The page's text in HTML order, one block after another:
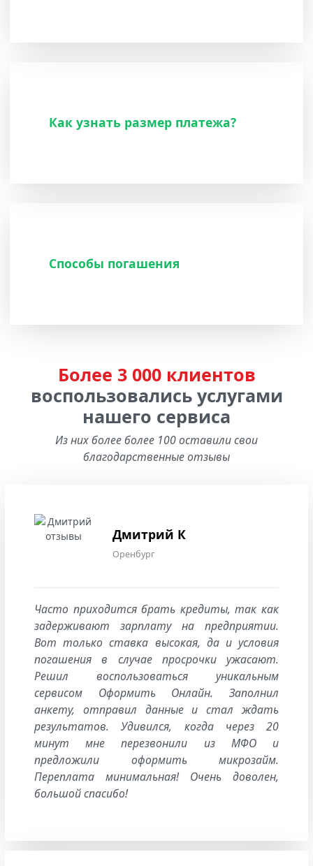
Как узнать размер платежа?
Способы погашения
Более 3 000 клиентов
воспользовались услугами
нашего сервиса
Из них более более 100 оставили свои
благодарственные отзывы
Дмитрий К
Оренбург
Часто приходится брать кредиты, так как
задерживают зарплату на предприятии.
Вот только ставка высокая, да и условия
погашения в случае просрочки ужасают.
Решил воспользоваться уникальным
сервисом Оформить Онлайн. Заполнил
анкету, отправил данные и стал ждать
результатов. Удивился, когда через 20
минут мне перезвонили из МФО и
предложили оформить микрозайм.
Переплата минимальная! Очень доволен,
большой спасибо!